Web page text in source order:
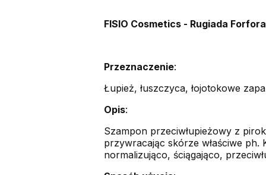
FISIO Cosmetics - Rugiada Forfora
Przeznaczenie:
Łupież, łuszczyca, łojotokowe
Opis:
Szampon przeciwłupieżowy z
przywracając skórze właściwe ph.
normalizująco, ściągająco,